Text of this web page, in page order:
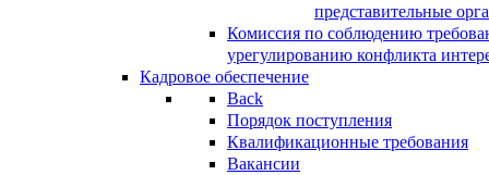
представительные
Комиссия по соблюдению
урегулированию конфликта
Кадровое обеспечение
Back
Порядок поступления
Квалификационные требования
Вакансии